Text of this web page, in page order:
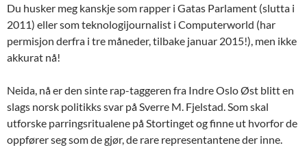
Du husker meg kanskje som rapper i Gatas Parlament (slutta i
2011) eller som teknologijournalist i Computerworld (har
permisjon derfra i tre måneder, tilbake januar 2015!), men ikke
akkurat nå!
Neida, nå er den sinte rap-taggeren fra Indre Oslo Øst blitt en
slags norsk politikks svar på Sverre M. Fjelstad. Som skal
utforske parringsritualene på Stortinget og finne ut hvorfor de
oppfører seg som de gjør, de rare representantene der inne.